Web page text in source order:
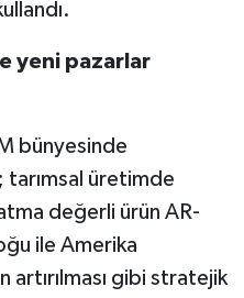
yeni pazarlar
bünyesinde
tarımsal üretimde
değerli ürün AR-
ile Amerika
artırılması gibi stratejik